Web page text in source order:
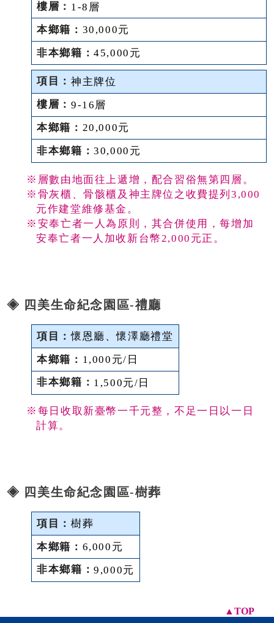
1-8層
30,000元
45,000元
神主牌位
9-16層
20,000元
30,000元
※層數由地面往上遞增，配合習俗無第四層。
※骨灰櫃、骨骸櫃及神主牌位之收費提列3,000
元作建堂維修基金。
※安奉亡者一人為原則，其合併使用，每增加
安奉亡者一人加收新台幣2,000元正。
◈ 四美生命紀念園區-禮廳
懷恩廳、懷澤廳禮堂
1,000元/日
1,500元/日
※每日收取新臺幣一千元整，不足一日以一日
計算。
◈ 四美生命紀念園區-樹葬
樹葬
6,000元
9,000元
▲TOP